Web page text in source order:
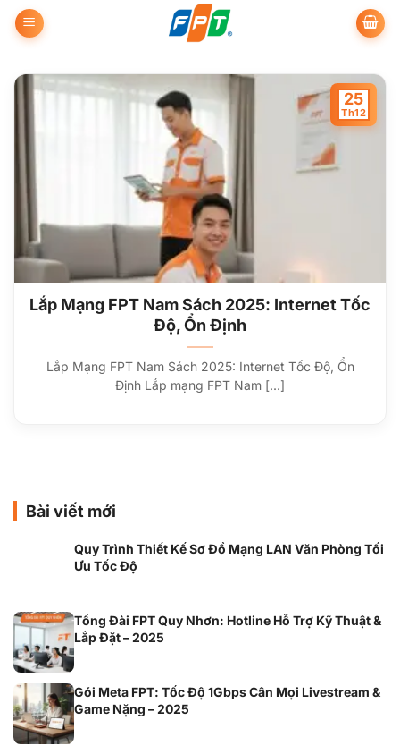
qua
dung
Lắp Mạng FPT Nam Sách 2025: Internet Tốc
Độ, Ổn Định
Lắp Mạng FPT Nam Sách 2025: Internet Tốc Độ, Ổn
Định Lắp mạng FPT Nam [...]
25
Th12
Bài viết mới
Quy Trình Thiết Kế Sơ Đồ Mạng LAN Văn Phòng Tối
Ưu Tốc Độ
Tổng Đài FPT Quy Nhơn: Hotline Hỗ Trợ Kỹ Thuật &
Lắp Đặt – 2025
Gói Meta FPT: Tốc Độ 1Gbps Cân Mọi Livestream &
Game Nặng – 2025